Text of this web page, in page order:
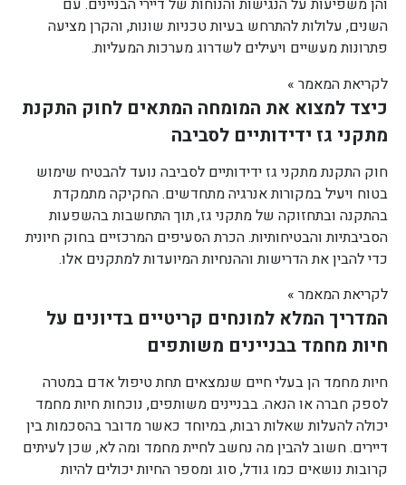
והן משפיעות על הנגישות והנוחות של דיירי הבניינים. עם
השנים, עלולות להתרחש בעיות טכניות שונות, והקרן מציעה
פתרונות מעשיים ויעילים לשדרוג מערכות המעליות.
לקריאת המאמר »
כיצד למצוא את המומחה המתאים לחוק התקנת
מתקני גז ידידותיים לסביבה
חוק התקנת מתקני גז ידידותיים לסביבה נועד להבטיח שימוש
בטוח ויעיל במקורות אנרגיה מתחדשים. החקיקה מתמקדת
בהתקנה ובתחזוקה של מתקני גז, תוך התחשבות בהשפעות
הסביבתיות והבטיחותיות. הכרת הסעיפים המרכזיים בחוק חיונית
כדי להבין את הדרישות וההנחיות המיועדות למתקנים אלו.
לקריאת המאמר »
המדריך המלא למונחים קריטיים בדיונים על
חיות מחמד בבניינים משותפים
חיות מחמד הן בעלי חיים שנמצאים תחת טיפול אדם במטרה
לספק חברה או הנאה. בבניינים משותפים, נוכחות חיות מחמד
יכולה להעלות שאלות רבות, במיוחד כאשר מדובר בהסכמות בין
דיירים. חשוב להבין מה נחשב לחיית מחמד ומה לא, שכן לעיתים
קרובות נושאים כמו גודל, סוג ומספר החיות יכולים להיות